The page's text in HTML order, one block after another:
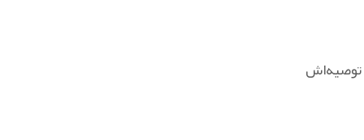
توصیه‌اش